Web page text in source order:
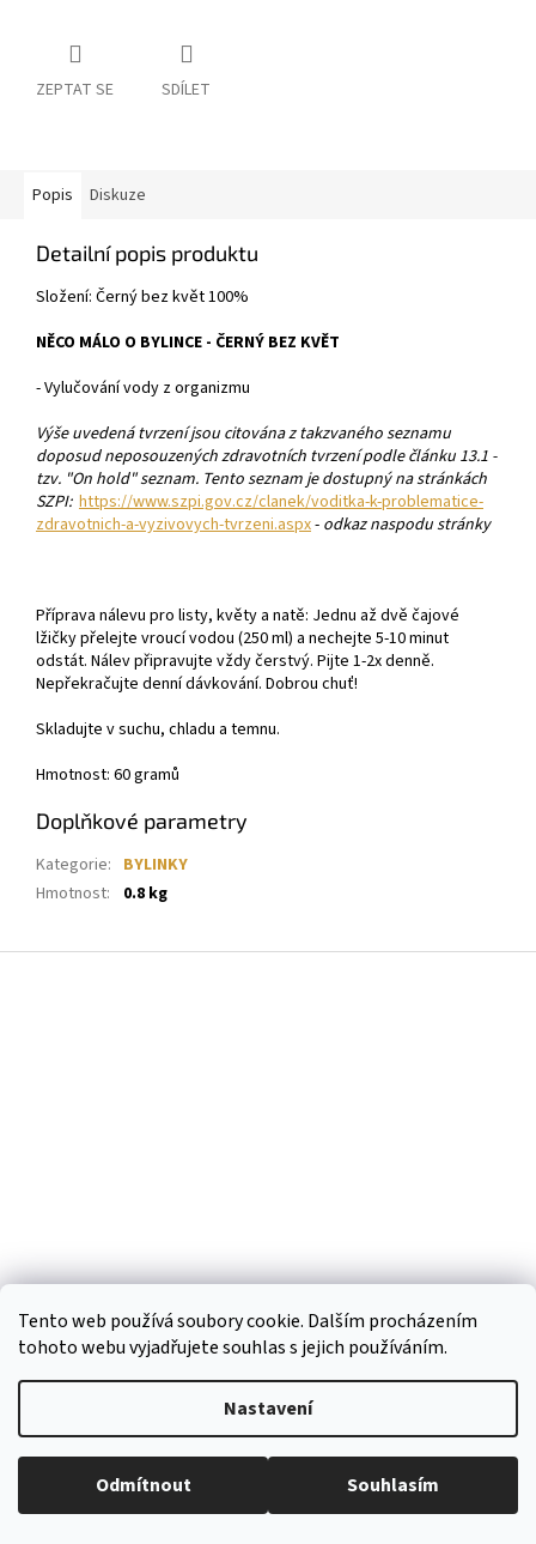
Tento web používá soubory cookie. Dalším procházením
tohoto webu vyjadřujete souhlas s jejich používáním.
Nastavení
Odmítnout Souhlasím
ZEPTAT SE SDÍLET
Popis Diskuze
Detailní popis produktu
Složení: Černý bez květ 100%
NĚCO MÁLO O BYLINCE - ČERNÝ BEZ KVĚT
- Vylučování vody z organizmu
Výše uvedená tvrzení jsou citována z takzvaného seznamu
doposud neposouzených zdravotních tvrzení podle článku 13.1 -
tzv. "On hold" seznam. Tento seznam je dostupný na stránkách
SZPI: https://www.szpi.gov.cz/clanek/voditka-k-problematice-
zdravotnich-a-vyzivovych-tvrzeni.aspx- odkaz naspodu stránky
Příprava nálevu pro listy, květy a natě: Jednu až dvě čajové
lžičky přelejte vroucí vodou (250 ml) a nechejte 5-10 minut
odstát. Nálev připravujte vždy čerstvý. Pijte 1-2x denně.
Nepřekračujte denní dávkování. Dobrou chuť!
Skladujte v suchu, chladu a temnu.
Hmotnost: 60 gramů
Doplňkové parametry
Kategorie: BYLINKY
Hmotnost: 0.8 kg
Copyright 2026Regiokošík. Všechna práva vyhrazena.Upravit